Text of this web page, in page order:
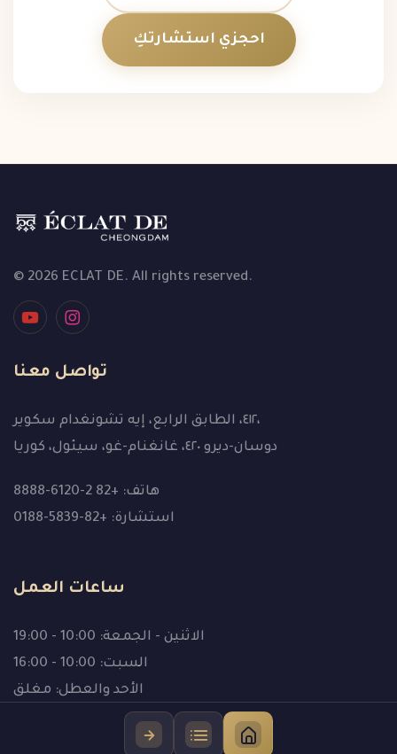
احجزي استشارتكِ
© 2026 ECLAT DE. All rights reserved.
تواصل معنا
٤١٢، الطابق الرابع، إيه تشونغدام سكوير،
دوسان-ديرو ٤٢٠، غانغنام-غو، سيئول، كوريا
هاتف: +82 2-6120-8888
استشارة: +82-5839-0188
ساعات العمل
الاثنين - الجمعة: 10:00 - 19:00
السبت: 10:00 - 16:00
الأحد والعطل: مغلق